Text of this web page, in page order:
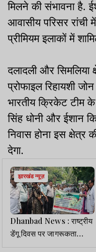
मिलने की संभावना है.
आवासीय परिसर रांची
प्रीमियम इलाकों में
दलादली और सिमलिया
प्रोफाइल रिहायशी
भारतीय क्रिकेट टीम के
सिंह धोनी और ईशान
निवास होना इस
देगा.
झारखंड न्यूज़
Dhanbad News : राष्ट्रीय
डेंगू दिवस पर जागरूकता
रैली,सिविल सर्जन ने बताये